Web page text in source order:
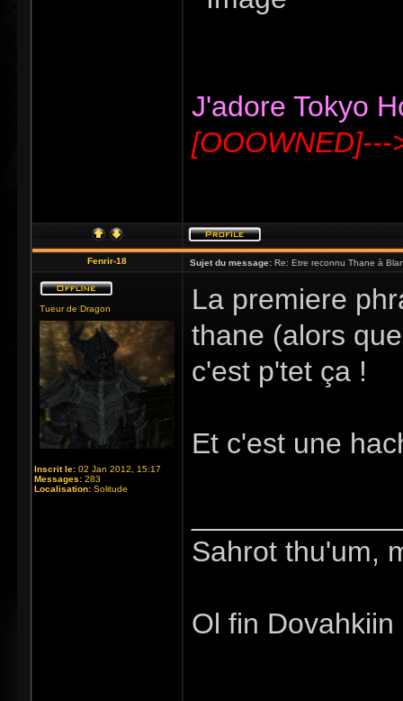
J'adore Tokyo
[OOOWNED]---
Fenrir-18 Sujet du message: Re: Etre reconnu Thane à
Tueur de Dragon
Inscrit le: 02 Jan 2012, 15:17
Messages: 283
Localisation: Solitude
La premiere
thane (alors
c'est p'tet ça !
Et c'est une
Sahrot thu'um,
Ol fin